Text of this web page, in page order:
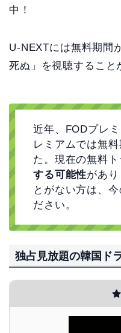
中！
U-NEXTには無料期間
死ぬ」を視聴すること
近年、FODプレ
レミアムでは無
た。現在の無料ト
する可能性があ
とがない方は、
ださい。
独占見放題の韓国ド